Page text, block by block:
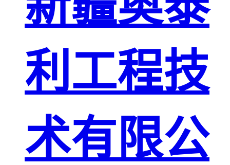
利工程技
术有限公